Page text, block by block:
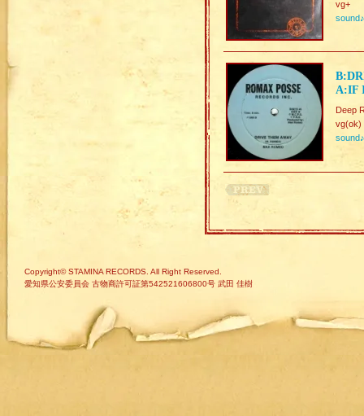
vg+
sound♪
A:IF
Deep
vg(ok)
sound♪
Copyright© STAMINA RECORDS. All Right Reserved.
愛知県公安委員会 古物商許可証第542521606800号 武田 佳樹